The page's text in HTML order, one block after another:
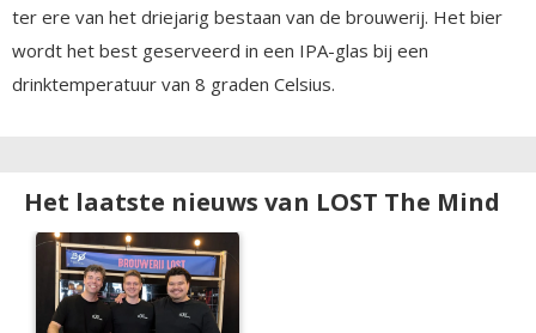
ter ere van het driejarig bestaan van de brouwerij. Het bier
wordt het best geserveerd in een IPA-glas bij een
drinktemperatuur van 8 graden Celsius.
Het laatste nieuws van LOST The Mind